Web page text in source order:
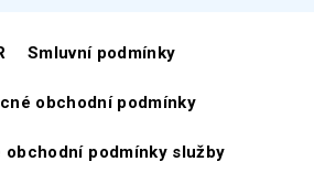
Smluvní podmínky
obchodní podmínky
obchodní podmínky služby